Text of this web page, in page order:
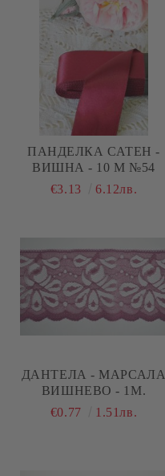
ПАНДЕЛКА САТЕН -
ВИШНА - 10 М №54
€3.13
6.12лв.
ДАНТЕЛА - МАРСАЛА
ВИШНЕВО - 1М.
€0.77
1.51лв.